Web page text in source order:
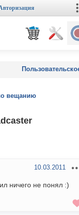
вещанию
10.03.2011
ничего не понял :)